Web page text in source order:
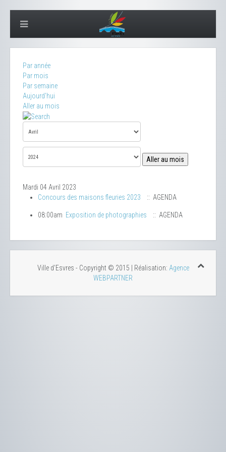
Par année
Par mois
Par semaine
Aujourd'hui
Aller au mois
Aller au mois
Mardi 04 Avril 2023
Concours des maisons fleuries 2023
:: AGENDA
08:00am Exposition de photographies :: AGENDA
Ville d'Esvres - Copyright © 2015 | Réalisation: Agence
WEBPARTNER